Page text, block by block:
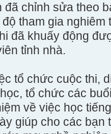
đã chỉnh sửa theo
tham gia nghiêm
đã khuấy động
tỉnh nhà.
tổ chức cuộc thi,
tổ chức các
về việc học
giúp cho các bạn